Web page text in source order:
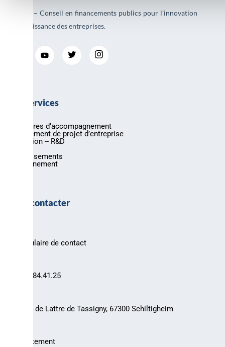
AREAD – Conseil en financements publics pour l’innovation
et la croissance des entreprises.
Nos services
Nos offres d’accompagnement
Financement de projet d’entreprise
Innovation -- R&D
Investissements
Environnement
Nous contacter
Formulaire de contact
03.88.84.41.25
30 rue de Lattre de Tassigny, 67300 Schiltigheim
Recrutement